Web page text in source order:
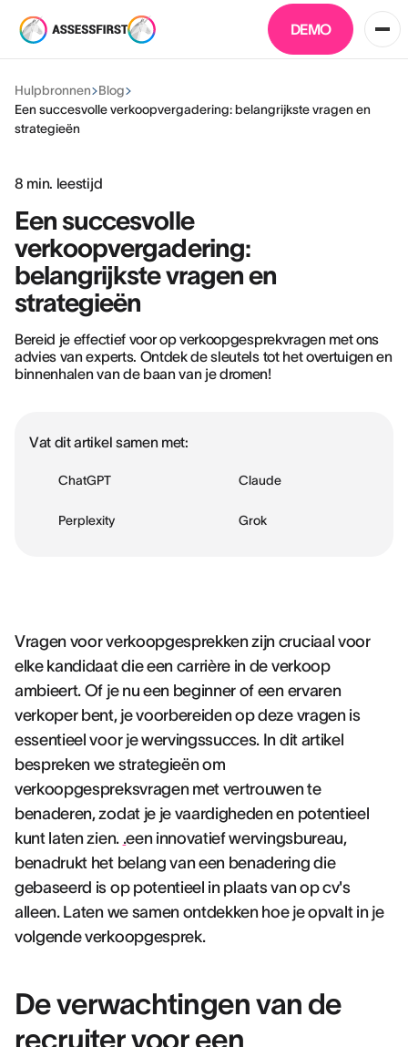
DEMO
Hulpbronnen
Blog
Een succesvolle verkoopvergadering: belangrijkste vragen en
strategieën
8 min. leestijd
Een succesvolle
verkoopvergadering:
belangrijkste vragen en
strategieën
Bereid je effectief voor op verkoopgesprekvragen met ons
advies van experts. Ontdek de sleutels tot het overtuigen en
binnenhalen van de baan van je dromen!
Vat dit artikel samen met:
ChatGPT Claude
Perplexity Grok
Vragen voor verkoopgesprekken zijn cruciaal voor
elke kandidaat die een carrière in de verkoop
ambieert. Of je nu een beginner of een ervaren
verkoper bent, je voorbereiden op deze vragen is
essentieel voor je wervingssucces. In dit artikel
bespreken we strategieën om
verkoopgespreksvragen met vertrouwen te
benaderen, zodat je je vaardigheden en potentieel
kunt laten zien. .een innovatief wervingsbureau,
benadrukt het belang van een benadering die
gebaseerd is op potentieel in plaats van op cv's
alleen. Laten we samen ontdekken hoe je opvalt in je
volgende verkoopgesprek.
De verwachtingen van de
recruiter voor een